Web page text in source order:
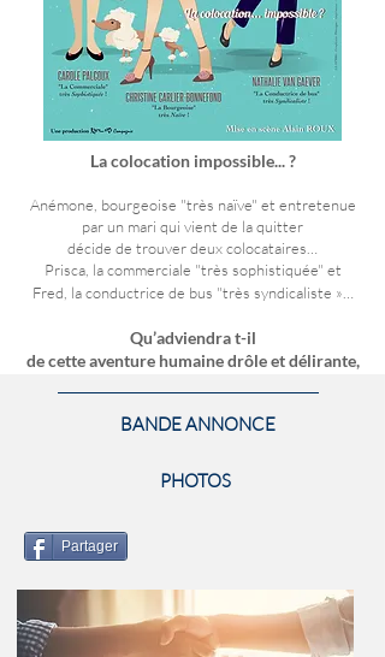
La colocation impossible... ?
Anémone, bourgeoise "très naïve" et entretenue
par un mari qui vient de la quitter
décide de trouver deux colocataires…
Prisca, la commerciale "très sophistiquée" et
Fred, la conductrice de bus "très syndicaliste »…
Qu’adviendra t-il
de cette aventure humaine drôle et délirante,
BANDE ANNONCE
PHOTOS
Partager